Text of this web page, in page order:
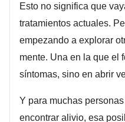
Esto no significa que
tratamientos actuales.
empezando a explorar
mente. Una en la que el
síntomas, sino en abrir
Y para muchas
encontrar alivio, esa